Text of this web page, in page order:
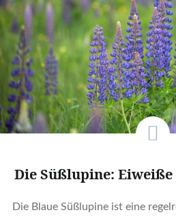
Die Süßlupine:
Die Blaue Süßlupine ist eine